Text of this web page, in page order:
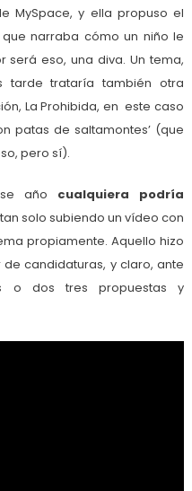
MySpace, y ella propuso el
que narraba cómo un niño le
eso, una diva. Un tema,
tarde trataría también otra
La Prohibida, en este caso
patas de saltamontes’ (que
pero sí).
año cualquiera podría
solo subiendo un vídeo con
propiamente. Aquello hizo
candidaturas, y claro, ante
o dos tres propuestas y